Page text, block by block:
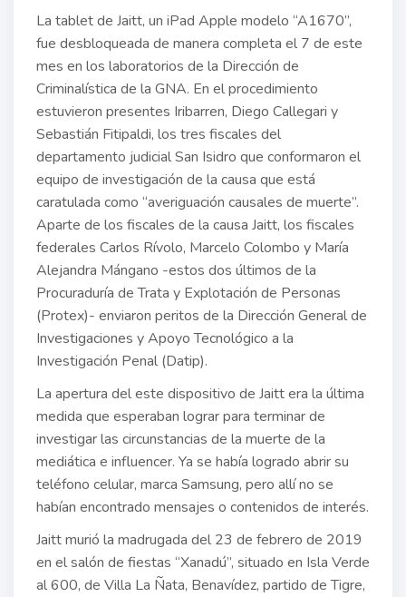
La tablet de Jaitt, un iPad Apple modelo “A1670”,
fue desbloqueada de manera completa el 7 de este
mes en los laboratorios de la Dirección de
Criminalística de la GNA. En el procedimiento
estuvieron presentes Iribarren, Diego Callegari y
Sebastián Fitipaldi, los tres fiscales del
departamento judicial San Isidro que conformaron el
equipo de investigación de la causa que está
caratulada como “averiguación causales de muerte”.
Aparte de los fiscales de la causa Jaitt, los fiscales
federales Carlos Rívolo, Marcelo Colombo y María
Alejandra Mángano -estos dos últimos de la
Procuraduría de Trata y Explotación de Personas
(Protex)- enviaron peritos de la Dirección General de
Investigaciones y Apoyo Tecnológico a la
Investigación Penal (Datip).
La apertura del este dispositivo de Jaitt era la última
medida que esperaban lograr para terminar de
investigar las circunstancias de la muerte de la
mediática e influencer. Ya se había logrado abrir su
teléfono celular, marca Samsung, pero allí no se
habían encontrado mensajes o contenidos de interés.
Jaitt murió la madrugada del 23 de febrero de 2019
en el salón de fiestas “Xanadú”, situado en Isla Verde
al 600, de Villa La Ñata, Benavídez, partido de Tigre,